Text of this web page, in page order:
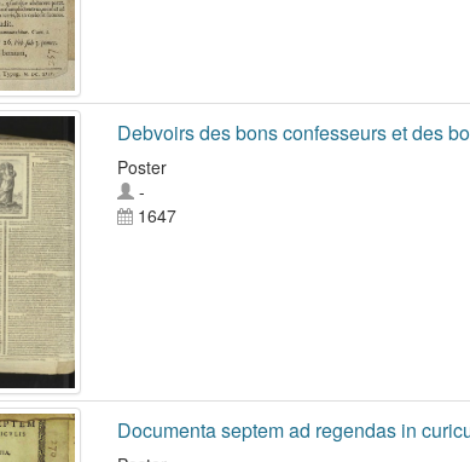
Debvoirs des bons confesseurs et des
Poster
-
1647
Documenta septem ad regendas in